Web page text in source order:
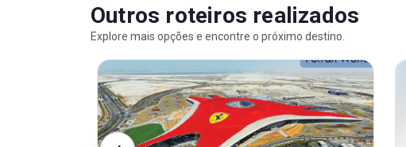
Outros roteiros realizados
Explore mais opções e encontre o próximo destino.